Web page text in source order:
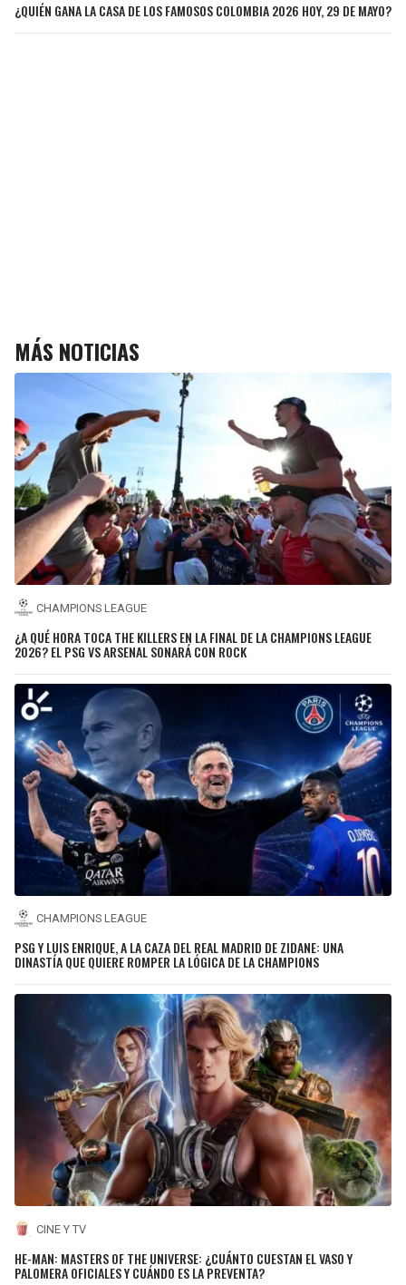
¿QUIÉN GANA LA CASA DE LOS FAMOSOS COLOMBIA 2026 HOY, 29 DE MAYO?
MÁS NOTICIAS
CHAMPIONS LEAGUE
¿A QUÉ HORA TOCA THE KILLERS EN LA FINAL DE LA CHAMPIONS LEAGUE
2026? EL PSG VS ARSENAL SONARÁ CON ROCK
CHAMPIONS LEAGUE
PSG Y LUIS ENRIQUE, A LA CAZA DEL REAL MADRID DE ZIDANE: UNA
DINASTÍA QUE QUIERE ROMPER LA LÓGICA DE LA CHAMPIONS
CINE Y TV
HE-MAN: MASTERS OF THE UNIVERSE: ¿CUÁNTO CUESTAN EL VASO Y
PALOMERA OFICIALES Y CUÁNDO ES LA PREVENTA?